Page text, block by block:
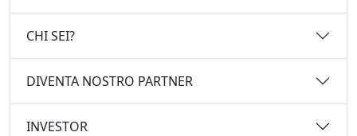
CHI SEI?
DIVENTA NOSTRO PARTNER
INVESTOR